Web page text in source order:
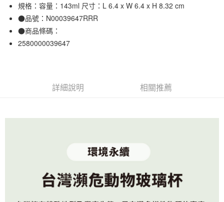
元大商業銀行
永豐商業銀行
玉山商業銀行
台新國際商業銀行
台灣樂天信用卡公司
悠遊付
運送方式
全家取貨付款
付款後全家取貨
每筆NT$65，滿NT$1,000(含以上)免運費
每筆NT$65，滿NT$1,000(含以上)免運費
每筆NT$150，滿NT$2,000(含以上)免運費
規格：容量：143ml 尺寸：L 6.4 x W 6.4 x H 8.32 cm
●品號：N00039647RRR
●商品條碼：
2580000039647
詳細說明 相關推薦